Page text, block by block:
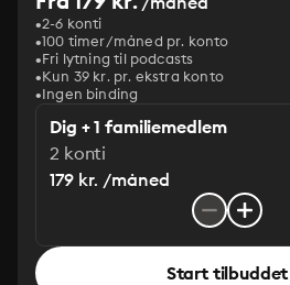
2-6 konti
100 timer/måned pr. konto
Fri lytning til podcasts
Kun 39 kr. pr. ekstra konto
Ingen binding
Dig + 1 familiemedlem
2 konti
179 kr. /måned
Start tilbuddet